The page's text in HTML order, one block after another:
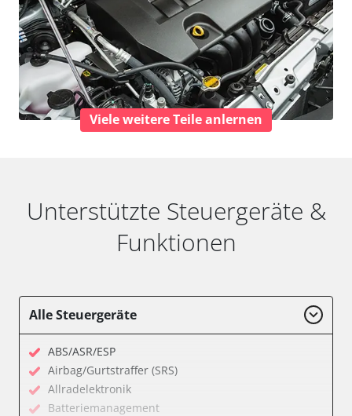
Viele weitere Teile anlernen
Unterstützte Steuergeräte &
Funktionen
Alle Steuergeräte
ABS/ASR/ESP
Airbag/Gurtstraffer (SRS)
Allradelektronik
Batteriemanagement